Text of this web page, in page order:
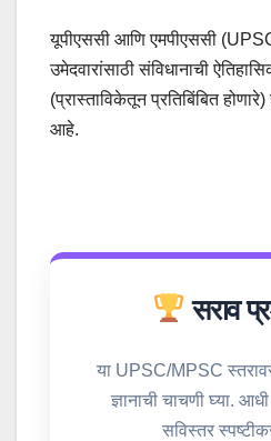
यूपीएससी आणि एमपीएससी
उमेदवारांसाठी संविधानाची
(प्रास्ताविकेतून प्रतिबिंबित
आहे.
सराव
या UPSC/MPSC
ज्ञानाची चाचणी घ्या.
सविस्तर